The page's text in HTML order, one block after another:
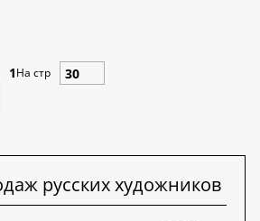
1На стр
русских художников